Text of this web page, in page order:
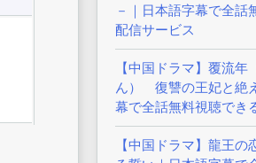
－｜日本語字幕で全話
配信サービス
【中国ドラマ】覆流
ん） 復讐の王妃と絶
幕で全話無料視聴でき
【中国ドラマ】龍王